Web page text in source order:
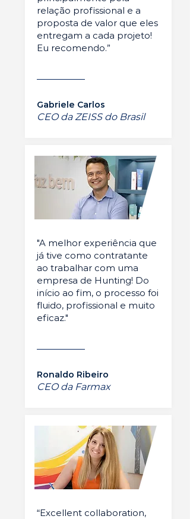
relação profissional e a
proposta de valor que eles
entregam a cada projeto!
Eu recomendo.”
Gabriele Carlos
CEO da ZEISS do Brasil
"A melhor experiência que
já tive como contratante
ao trabalhar com uma
empresa de Hunting! Do
início ao fim, o processo foi
fluido, profissional e muito
eficaz."
Ronaldo Ribeiro
CEO da Farmax
“Excellent collaboration,